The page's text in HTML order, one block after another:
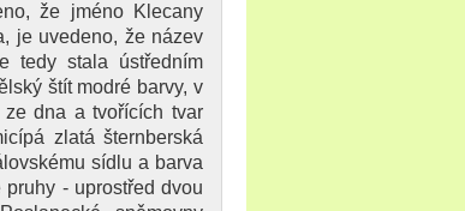
že jméno Klecany
je uvedeno, že název
tedy stala ústředním
štít modré barvy, v
dna a tvořících tvar
zlatá šternberská
sídlu a barva
- uprostřed dvou